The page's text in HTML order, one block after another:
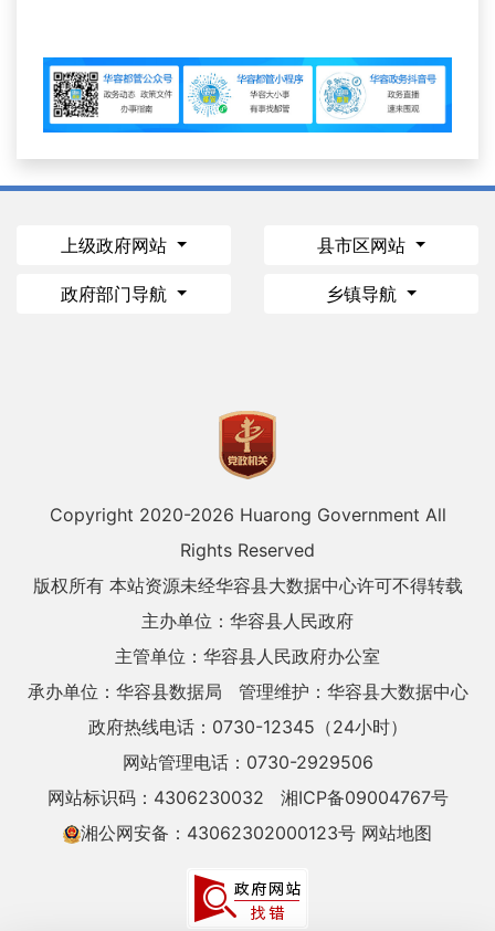
上级政府网站 县市区网站
政府部门导航 乡镇导航
Copyright 2020-2026 Huarong Government All
Rights Reserved
版权所有 本站资源未经华容县大数据中心许可不得转载
主办单位：华容县人民政府
主管单位：华容县人民政府办公室
承办单位：华容县数据局
管理维护：华容县大数据中心
政府热线电话：0730-12345（24小时）
网站管理电话：0730-2929506
网站标识码：4306230032
湘ICP备09004767号
湘公网安备：43062302000123号 网站地图